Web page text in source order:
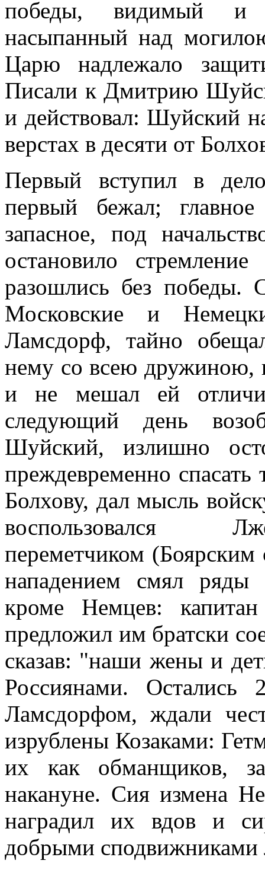
победы, видимый и
насыпанный над
Царю надлежало
Писали к Дмитрию
и действовал: Шуйский
верстах в десяти от
Первый вступил в
первый бежал;
запасное, под
остановило
разошлись без
Московские и
Ламсдорф, тайно
нему со всею дружиною,
и не мешал ей
следующий день
Шуйский, излишно
преждевременно
Болхову, дал мысль
воспользовался
переметчиком
нападением смял
кроме Немцев:
предложил им братски
сказав: "наши жены и
Россиянами. Остались
Ламсдорфом, ждали
изрублены Козаками:
их как обманщиков,
накануне. Сия измена
наградил их вдов и
добрыми сподвижниками